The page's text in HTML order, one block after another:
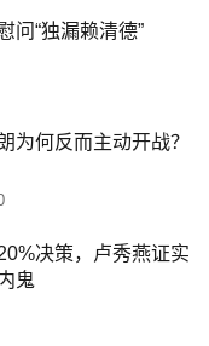
问“独漏赖清德”
为何反而主动开战？
决策，卢秀燕证实
鬼